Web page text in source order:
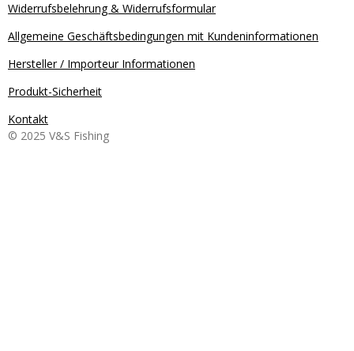
Widerrufsbelehrung & Widerrufsformular
Allgemeine Geschäftsbedingungen mit Kundeninformationen
Hersteller / Importeur Informationen
Produkt-Sicherheit
Kontakt
© 2025 V&S Fishing